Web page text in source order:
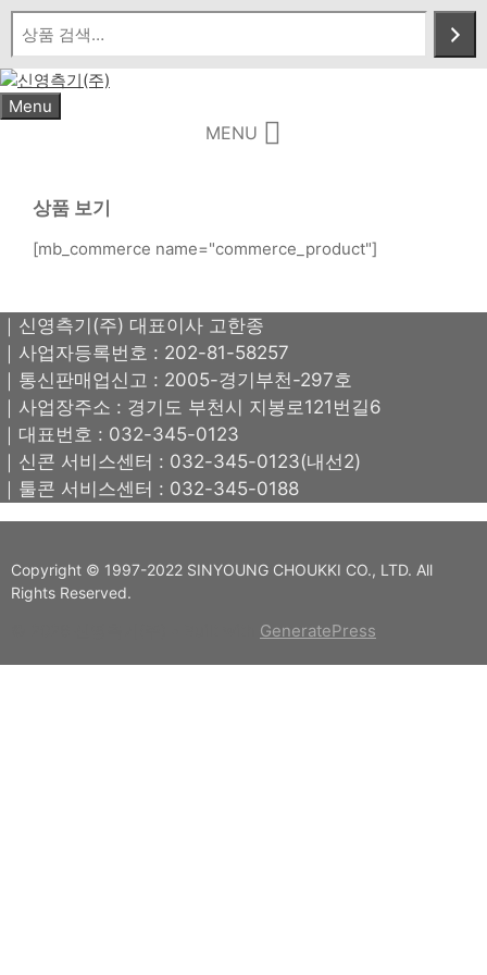
Skip
content
Menu
MENU
상품 보기
[mb_commerce name="commerce_product"]
｜신영측기(주) 대표이사 고한종
｜사업자등록번호 : 202-81-58257
｜통신판매업신고 : 2005-경기부천-297호
｜사업장주소 : 경기도 부천시 지봉로121번길6
｜대표번호 : 032-345-0123
｜신콘 서비스센터 : 032-345-0123(내선2)
｜툴콘 서비스센터 : 032-345-0188
Copyright © 1997-2022 SINYOUNG CHOUKKI CO., LTD. All
Rights Reserved.
GeneratePress